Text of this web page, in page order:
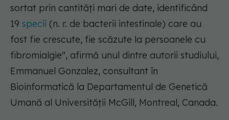
sortat prin cantități mari de date, identificând
19 specii (n. r. de bacterii intestinale) care au
fost fie crescute, fie scăzute la persoanele cu
fibromialgie", afirmă unul dintre autorii studiului,
Emmanuel Gonzalez, consultant în
Bioinformatică la Departamentul de Genetică
Umană al Universității McGill, Montreal, Canada.